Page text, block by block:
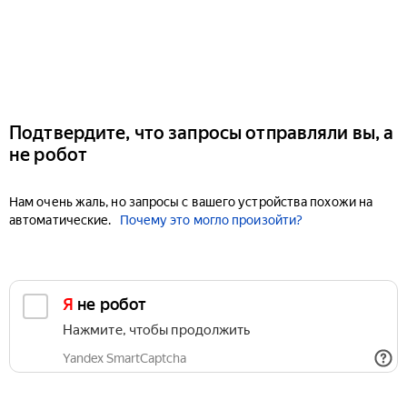
Подтвердите, что запросы отправляли вы, а
не робот
Нам очень жаль, но запросы с вашего устройства похожи на
автоматические.
Почему это могло произойти?
Я не робот
Нажмите, чтобы продолжить
Yandex SmartCaptcha